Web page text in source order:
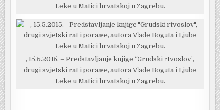
Leke u Matici hrvatskoj u Zagrebu.
, 15.5.2015. – Predstavljanje knjige “Grudski rtvoslov”,
drugi svjetski rat i poraæe, autora Vlade Boguta i Ljube
Leke u Matici hrvatskoj u Zagrebu.